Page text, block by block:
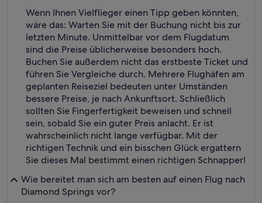
Wenn Ihnen Vielflieger einen Tipp geben könnten,
wäre das: Warten Sie mit der Buchung nicht bis zur
letzten Minute. Unmittelbar vor dem Flugdatum
sind die Preise üblicherweise besonders hoch.
Buchen Sie außerdem nicht das erstbeste Ticket und
führen Sie Vergleiche durch. Mehrere Flughäfen am
geplanten Reiseziel bedeuten unter Umständen
bessere Preise, je nach Ankunftsort. Schließlich
sollten Sie Fingerfertigkeit beweisen und schnell
sein, sobald Sie ein guter Preis anlacht. Er ist
wahrscheinlich nicht lange verfügbar. Mit der
richtigen Technik und ein bisschen Glück ergattern
Sie dieses Mal bestimmt einen richtigen Schnapper!
Wie bereitet man sich am besten auf einen Flug nach
Diamond Springs vor?